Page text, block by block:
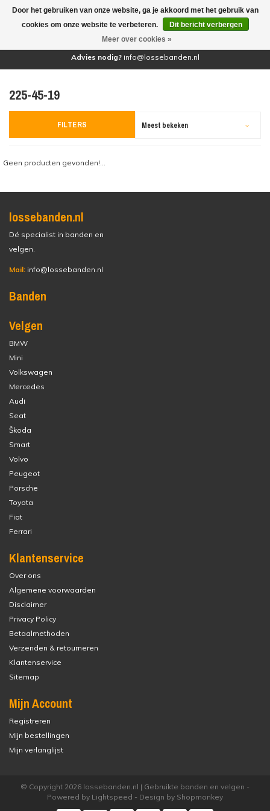
(0)
Advies nodig? info@lossebanden.nl
225-45-19
FILTERS Meest bekeken
Geen producten gevonden!...
lossebanden.nl
Dé specialist in banden en
velgen.
Mail: info@lossebanden.nl
Banden
Velgen
BMW
Mini
Volkswagen
Mercedes
Audi
Seat
Škoda
Smart
Volvo
Peugeot
Porsche
Toyota
Fiat
Ferrari
Klantenservice
Over ons
Algemene voorwaarden
Disclaimer
Privacy Policy
Betaalmethoden
Verzenden & retourneren
Klantenservice
Sitemap
Mijn Account
Registreren
Mijn bestellingen
Mijn verlanglijst
© Copyright 2026 lossebanden.nl | Gebruikte banden en velgen -
Powered by Lightspeed - Design by Shopmonkey
Door het gebruiken van onze website, ga je akkoord met het gebruik van
cookies om onze website te verbeteren.
Dit bericht verbergen
Meer over cookies »